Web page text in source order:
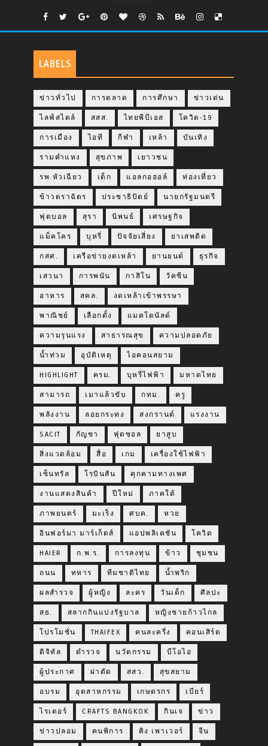
LABELS
ข่าวทั่วไป การตลาด การศึกษา ข่าวเด่น
ไลฟ์สไตล์ สสส. ไทยพีบีเอส โควิด-19
การเมือง ไอที กีฬา เหล้า บันเทิง
รามคำแหง สุขภาพ เยาวชน
รพ.หัวเฉียว เด็ก แอลกอฮอล์ ท่องเที่ยว
ข้าวตราฉัตร ประชาธิปัตย์ นายกรัฐมนตรี
ฟุตบอล สุรา นิพนธ์ เศรษฐกิจ
แม็คโคร บุหรี่ ปัจจัยเสี่ยง ยาเสพติด
กสศ. เครือข่ายงดเหล้า ยานยนต์ ธุรกิจ
เสวนา การพนัน กาสิโน วัคซีน
อาหาร สคล. งดเหล้าเข้าพรรษา
พาณิชย์ เลือกตั้ง แมคโดนัลด์
ความรุนแรง สาธารณสุข ความปลอดภัย
น้ำท่วม อุบัติเหตุ ไอคอนสยาม
HIGHLIGHT ครม. บุหรี่ไฟฟ้า มหาดไทย
สามารถ เมาแล้วขับ กทม. ครู
พลังงาน ลอยกระทง สงกรานต์ แรงงาน
SACIT กัญชา ฟุตซอล ยาสูบ
สิ่งแวดล้อม สื่อ เกม เครื่องใช้ไฟฟ้า
เซ็นทรัล โรบินสัน คุกคามทางเพศ
งานแสดงสินค้า ปีใหม่ ภาคใต้
ภาพยนตร์ มะเร็ง ศบค. หวย
อินฟอร์มา มาร์เก็ตส์ แอปพลิเคชัน โควิด
HAIER ก.พ.ร. การลงทุน ข้าว ชุมชน
ถนน ทหาร ทีมชาติไทย น้ำพริก
ผลสำรวจ ผู้หญิง ละคร วันเด็ก ศิลปะ
สธ. สลากกินแบ่งรัฐบาล หญิงชายก้าวไกล
โปรโมชั่น THAIFEX คนละครึ่ง คอนเสิร์ต
ดิจิทัล ตำรวจ นวัตกรรม บีโอไอ
ผู้ประกาศ ผ่าตัด สสว. สุขสยาม
อบรม อุตสาหกรรม เกษตรกร เบียร์
ไรเดอร์ CRAFTS BANGKOK กินเจ ข่าว
ข่าวปลอม คนพิการ คิง เพาเวอร์ จีน